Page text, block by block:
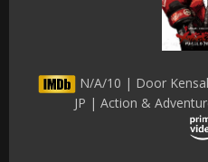
N/A/10 | Door
JP | Action &